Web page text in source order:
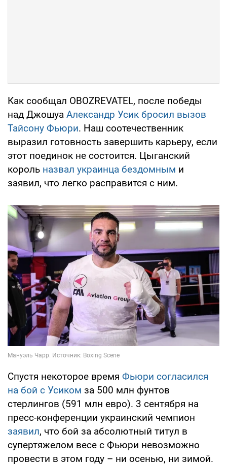
Как сообщал OBOZREVATEL, после победы
над Джошуа Александр Усик бросил вызов
Тайсону Фьюри. Наш соотечественник
выразил готовность завершить карьеру, если
этот поединок не состоится. Цыганский
король назвал украинца бездомным и
заявил, что легко расправится с ним.
Спустя некоторое время Фьюри согласился
на бой с Усиком за 500 млн фунтов
стерлингов (591 млн евро). 3 сентября на
пресс-конференции украинский чемпион
заявил, что бой за абсолютный титул в
супертяжелом весе с Фьюри невозможно
провести в этом году – ни осенью, ни зимой.